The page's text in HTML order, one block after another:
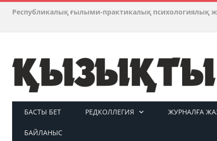
Республикалық ғылыми-практикалық психологиялық
БАСТЫ БЕТ РЕДКОЛЛЕГИЯ ЖУРНАЛҒА
БАЙЛАНЫС